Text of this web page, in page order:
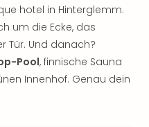
hotel in Hinterglemm.
um die Ecke, das
Tür. Und danach?
Pool, finnische Sauna
Innenhof. Genau dein